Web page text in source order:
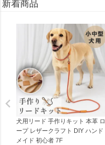
新着商品
犬用リード 手作りキット 本革 ロ
ープ レザークラフト DIY ハンド
メイド 初心者 7F